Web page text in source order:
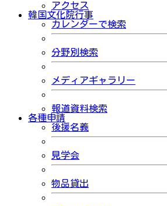
アクセス
韓国文化院行事
カレンダーで検索
分野別検索
メディアギャラリー
報道資料検索
各種申請
後援名義
見学会
物品貸出